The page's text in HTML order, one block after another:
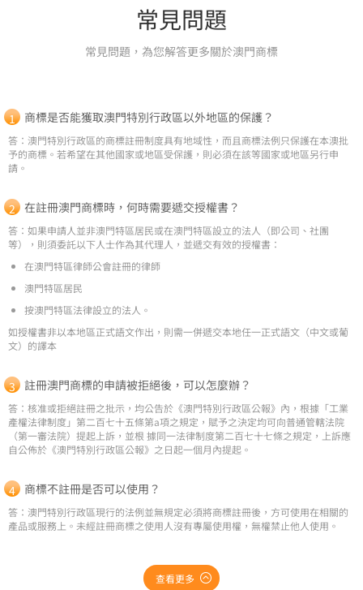
常見問題
常見問題，為您解答更多關於澳門商標
商標是否能獲取澳門特別行政區以外地區的保護？
答：澳門特別行政區的商標註冊制度具有地域性，而且商標法例只保護在本澳批
予的商標。若希望在其他國家或地區受保護，則必須在該等國家或地區另行申
請。
在註冊澳門商標時，何時需要遞交授權書？
答：如果申請人並非澳門特區居民或在澳門特區設立的法人（即公司、社團
等），則須委託以下人士作為其代理人，並遞交有效的授權書：
在澳門特區律師公會註冊的律師
澳門特區居民
按澳門特區法律設立的法人。
如授權書非以本地區正式語文作出，則需一併遞交本地任一正式語文（中文或葡
文）的譯本
註冊澳門商標的申請被拒絕後，可以怎麼辦？
答：核准或拒絕註冊之批示，均公告於《澳門特別行政區公報》內，根據「工業
產權法律制度」第二百七十五條第a項之規定，賦予之決定均可向普通管轄法院
（第一審法院）提起上訴，並根 據同一法律制度第二百七十七條之規定，上訴應
自公佈於《澳門特別行政區公報》之日起一個月內提起。
商標不註冊是否可以使用？
答：澳門特別行政區現行的法例並無規定必須將商標註冊後，方可使用在相關的
產品或服務上。未經註冊商標之使用人沒有專屬使用權，無權禁止他人使用。
查看更多